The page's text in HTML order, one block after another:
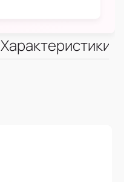
Характеристики